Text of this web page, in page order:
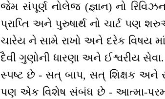
જેમ સંપૂર્ણ નોલેજ (જ્ઞાન) નો રિવિઝન
પ્રાપ્તિ અને પુરુષાર્થ નો ચાર્ટ પણ
ચારેય ને સામે રાખો અને દરેક વિષય
દૈવી ગુણોની ધારણા અને ઈશ્વરીય
સ્પષ્ટ છે - સત્ બાપ, સત્ શિક્ષક
પણ એક વિશેષ સંબંધ છે - આત્મા-